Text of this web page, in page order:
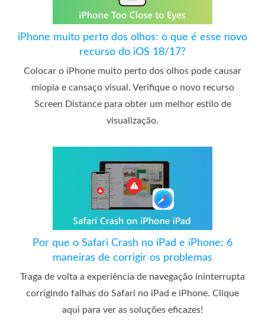
iPhone muito perto dos olhos: o que é esse novo
recurso do iOS 18/17?
Colocar o iPhone muito perto dos olhos pode causar
miopia e cansaço visual. Verifique o novo recurso
Screen Distance para obter um melhor estilo de
visualização.
Por que o Safari Crash no iPad e iPhone: 6
maneiras de corrigir os problemas
Traga de volta a experiência de navegação ininterrupta
corrigindo falhas do Safari no iPad e iPhone. Clique
aqui para ver as soluções eficazes!